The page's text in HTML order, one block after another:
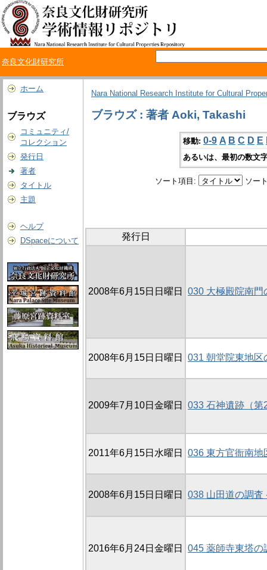
奈良文化財研究所
ホーム
ブラウズ
コミュニティ/
コレクション
発行日
著者
タイトル
主題
ヘルプ
DSpaceについて
Nara National Research Institute for Cultural
ブラウズ : 著者 Aoki, Takashi
移動: 0-9 A B C D E
あるいは、最初の数文
ソート項目: ソー
発行日
2008年6月15日日曜日 030 大極殿院南門
2008年6月15日日曜日 031 朝堂院東地区
2009年7月10日金曜日 033 石神遺跡（第
2011年6月15日水曜日 036 東方官衙南地
2008年6月15日日曜日 038 山田道の調査
2016年6月24日金曜日 045 薬師寺東塔の